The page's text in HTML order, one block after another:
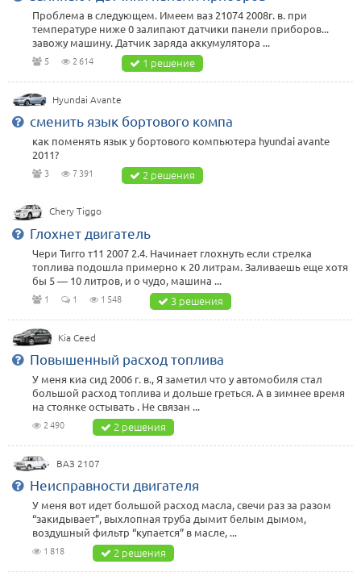
Проблема в следующем. Имеем ваз 21074 2008г. в. при
температуре ниже 0 залипают датчики панели приборов...
завожу машину. Датчик заряда аккумулятора ...
5 2 614 1 решение
Hyundai Avante
сменить язык бортового компа
как поменять язык у бортового компьютера hyundai avante
2011?
3 7 391 2 решения
Chery Tiggo
Глохнет двигатель
Чери Тигго т11 2007 2.4. Начинает глохнуть если стрелка
топлива подошла примерно к 20 литрам. Заливаешь еще хотя
бы 5 — 10 литров, и о чудо, машина ...
1 1 1 548 3 решения
Kia Ceed
Повышенный расход топлива
У меня киа сид 2006 г. в., Я заметил что у автомобиля стал
большой расход топлива и дольше греться. А в зимнее время
на стоянке остывать . Не связан ...
2 490 2 решения
ВАЗ 2107
Неисправности двигателя
У меня вот идет большой расход масла, свечи раз за разом
“закидывает”, выхлопная труба дымит белым дымом,
воздушный фильтр “купается” в масле, ...
1 818 2 решения